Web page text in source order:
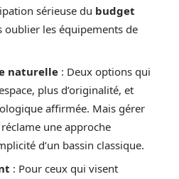
sérieuse du budget
oublier les équipements de
naturelle : Deux options qui
plus d’originalité, et
affirmée. Mais gérer
réclame une approche
d’un bassin classique.
: Pour ceux qui visent